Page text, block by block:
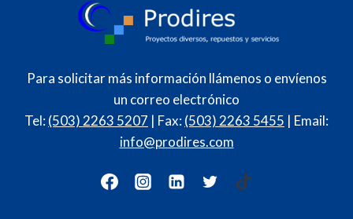
Para solicitar más información llámenos o envíenos
un correo electrónico
Tel:(503) 2263 5207 | Fax:(503) 2263 5455 | Email:
info@prodires.com